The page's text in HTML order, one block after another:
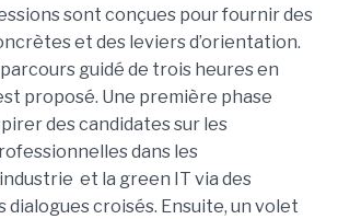
sont conçues pour fournir des
et des leviers d’orientation.
parcours guidé de trois heures en
proposé. Une première phase
des candidates sur les
dans les
et la green IT via des
dialogues croisés. Ensuite, un volet